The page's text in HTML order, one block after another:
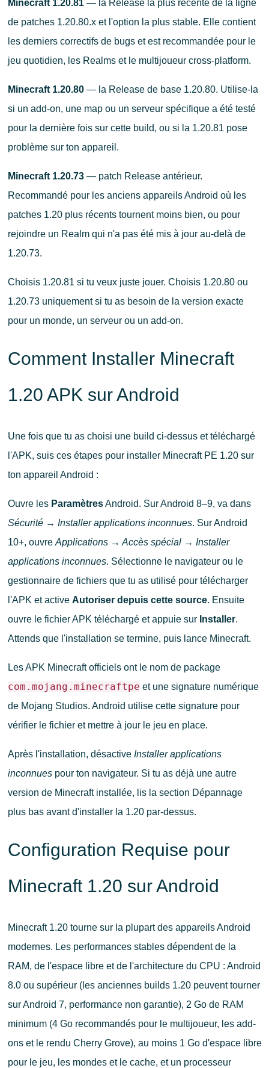
Minecraft 1.20.81— la Release la plus récente de la ligne
de patches 1.20.80.x et l'option la plus stable. Elle contient
les derniers correctifs de bugs et est recommandée pour le
jeu quotidien, les Realms et le multijoueur cross-platform.
Minecraft 1.20.80— la Release de base 1.20.80. Utilise-la
si un add-on, une map ou un serveur spécifique a été testé
pour la dernière fois sur cette build, ou si la 1.20.81 pose
problème sur ton appareil.
Minecraft 1.20.73— patch Release antérieur.
Recommandé pour les anciens appareils Android où les
patches 1.20 plus récents tournent moins bien, ou pour
rejoindre un Realm qui n'a pas été mis à jour au-delà de
1.20.73.
Choisis 1.20.81 si tu veux juste jouer. Choisis 1.20.80 ou
1.20.73 uniquement si tu as besoin de la version exacte
pour un monde, un serveur ou un add-on.
Comment Installer Minecraft
1.20 APK sur Android
Une fois que tu as choisi une build ci-dessus et téléchargé
l'APK, suis ces étapes pour installer Minecraft PE 1.20 sur
ton appareil Android :
Ouvre les ParamètresAndroid. Sur Android 8–9, va dans
Sécurité → Installer applications inconnues. Sur Android
10+, ouvre Applications → Accès spécial → Installer
applications inconnues. Sélectionne le navigateur ou le
gestionnaire de fichiers que tu as utilisé pour télécharger
l'APK et active Autoriser depuis cette source. Ensuite
ouvre le fichier APK téléchargé et appuie sur Installer.
Attends que l'installation se termine, puis lance Minecraft.
Les APK Minecraft officiels ont le nom de package
com.mojang.minecraftpe et une signature numérique
de Mojang Studios. Android utilise cette signature pour
vérifier le fichier et mettre à jour le jeu en place.
Après l'installation, désactive Installer applications
inconnuespour ton navigateur. Si tu as déjà une autre
version de Minecraft installée, lis la section Dépannage
plus bas avant d'installer la 1.20 par-dessus.
Configuration Requise pour
Minecraft 1.20 sur Android
Minecraft 1.20 tourne sur la plupart des appareils Android
modernes. Les performances stables dépendent de la
RAM, de l'espace libre et de l'architecture du CPU : Android
8.0 ou supérieur (les anciennes builds 1.20 peuvent tourner
sur Android 7, performance non garantie), 2 Go de RAM
minimum (4 Go recommandés pour le multijoueur, les add-
ons et le rendu Cherry Grove), au moins 1 Go d'espace libre
pour le jeu, les mondes et le cache, et un processeur